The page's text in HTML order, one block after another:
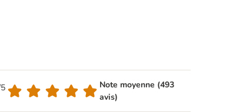
Note moyenne (493
avis)